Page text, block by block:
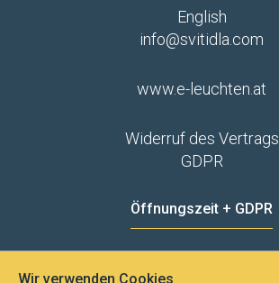
English
info@svitidla.com
www.e-leuchten.at
Widerruf des Vertrags
GDPR
Öffnungszeit + GDPR
Wir verwenden Cookies